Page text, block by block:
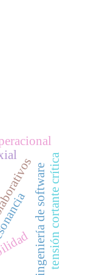
ingeniería de softwaretensión cortante crítica